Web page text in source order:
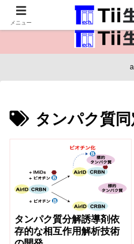
医療保健・生命・
タンパク質
タンパク質分解誘導剤依
存的な相互作用解析技術
メニュー